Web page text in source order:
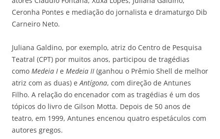
Ceronha Pontes e mediação do jornalista e dramaturgo Dib
Carneiro Neto.
Juliana Galdino, por exemplo, atriz do Centro de Pesquisa
Teatral (CPT) por muitos anos, participou de tragédias
como Medeia I e Medeia II (ganhou o Prêmio Shell de melhor
atriz com as duas) eAntígona, com direção de Antunes
Filho. A relação do encenador com as tragédias é um dos
tópicos do livro de Gilson Motta. Depois de 50 anos de
teatro, em 1999, Antunes encenou quatro espetáculos com
autores gregos.